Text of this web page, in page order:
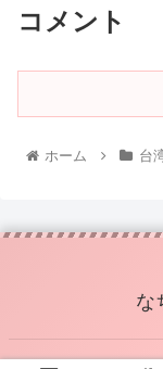
コメント
ホーム 台
な